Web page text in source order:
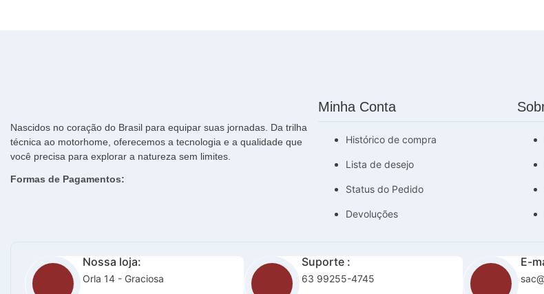
Nascidos no coração do Brasil para equipar suas jornadas. Da trilha
técnica ao motorhome, oferecemos a tecnologia e a qualidade que
você precisa para explorar a natureza sem limites.
Formas de Pagamentos:
Minha Conta
Histórico de compra
Lista de desejo
Status do Pedido
Devoluções
Nossa loja:
Orla 14 - Graciosa
Suporte :
63 99255-4745
E-